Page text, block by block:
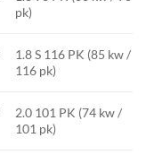
pk)
1.8 S 116 PK (85 kw /
116 pk)
2.0 101 PK (74 kw /
101 pk)